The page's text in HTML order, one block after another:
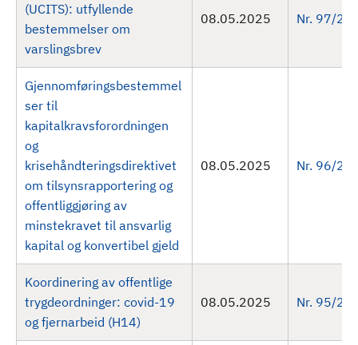
(UCITS): utfyllende
bestemmelser om
varslingsbrev
08.05.2025 Nr. 97/
Gjennomføringsbestemmel
ser til
kapitalkravsforordningen
og
krisehåndteringsdirektivet
om tilsynsrapportering og
offentliggjøring av
minstekravet til ansvarlig
kapital og konvertibel gjeld
08.05.2025 Nr. 96/
Koordinering av offentlige
trygdeordninger: covid-19
og fjernarbeid (H14)
08.05.2025 Nr. 95/